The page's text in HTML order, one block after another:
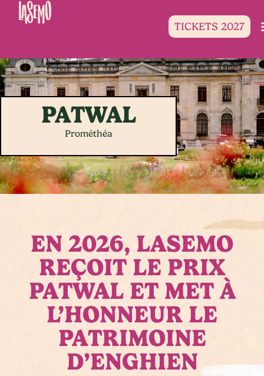
TICKETS 2027
PATWAL
Prométhéa
EN 2026, LASEMO
REÇOIT LE PRIX
PATWAL ET MET À
L’HONNEUR LE
PATRIMOINE
D’ENGHIEN